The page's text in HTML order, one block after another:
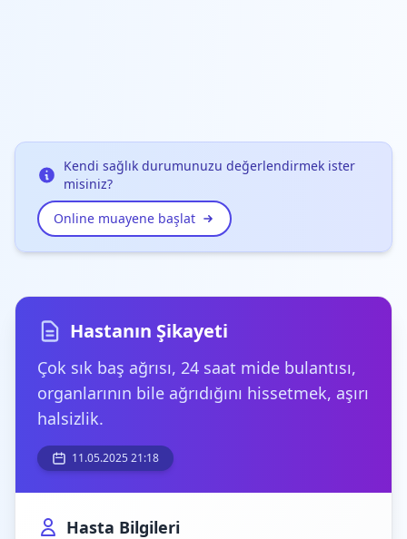
Kendi sağlık durumunuzu değerlendirmek ister
misiniz?
Online muayene başlat
Hastanın Şikayeti
Çok sık baş ağrısı, 24 saat mide bulantısı,
organlarının bile ağrıdığını hissetmek, aşırı
halsizlik.
11.05.2025 21:18
Hasta Bilgileri